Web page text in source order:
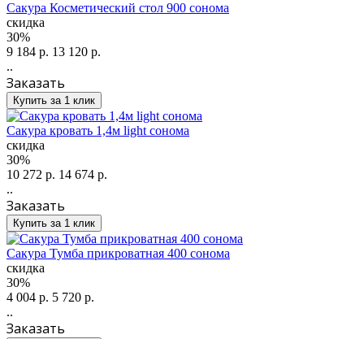
Сакура Косметический стол 900 сонома
скидка
30%
9 184 р. 13 120 р.
..
Заказать
Купить за 1 клик
Сакура кровать 1,4м light сонома
скидка
30%
10 272 р. 14 674 р.
..
Заказать
Купить за 1 клик
Сакура Тумба прикроватная 400 сонома
скидка
30%
4 004 р. 5 720 р.
..
Заказать